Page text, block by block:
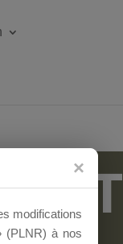
modifications
(PLNR) à nos